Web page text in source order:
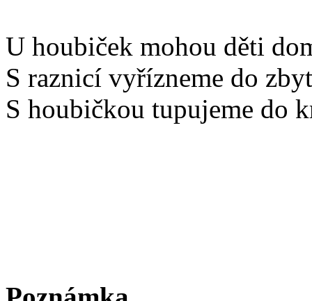
U houbiček mohou děti
S raznicí vyřízneme do
S houbičkou tupujeme do